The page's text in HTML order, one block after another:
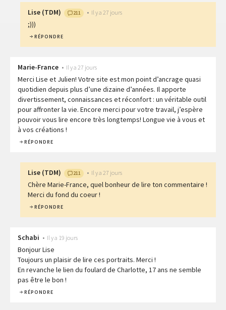
Lise (TDM) 211 • Il y a 27 jours
;)))
RÉPONDRE
Marie-France • Il y a 27 jours
Merci Lise et Julien! Votre site est mon point d’ancrage quasi
quotidien depuis plus d’une dizaine d’années. Il apporte
divertissement, connaissances et réconfort : un véritable outil
pour affronter la vie. Encore merci pour votre travail, j’espère
pouvoir vous lire encore très longtemps! Longue vie à vous et
à vos créations !
RÉPONDRE
Lise (TDM) 211 • Il y a 27 jours
Chère Marie-France, quel bonheur de lire ton commentaire !
Merci du fond du coeur !
RÉPONDRE
Schabi • Il y a 19 jours
Bonjour Lise
Toujours un plaisir de lire ces portraits. Merci !
En revanche le lien du foulard de Charlotte, 17 ans ne semble
pas être le bon !
RÉPONDRE